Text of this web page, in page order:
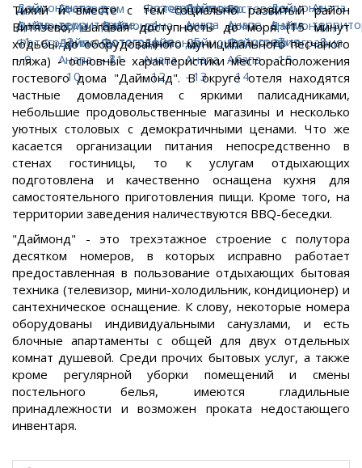
Тихий и вместе с тем социально развитый район
Витязево, шаговая доступность до моря (15 минут
ходьбы до оборудованного муниципального песчаного
пляжа) - основные характеристики месторасположения
гостевого дома "Даймонд". В округе отеля находятся
частные домовладения с яркими палисадниками,
небольшие продовольственные магазины и несколько
уютных столовых с демократичными ценами. Что же
касается организации питания непосредственно в
стенах гостиницы, то к услугам отдыхающих
подготовлена и качественно оснащена кухня для
самостоятельного приготовления пищи. Кроме того, на
территории заведения наличествуются BBQ-беседки.
"Даймонд" - это трехэтажное строение с полутора
десятком номеров, в которых исправно работает
предоставленная в пользование отдыхающих бытовая
техника (телевизор, мини-холодильник, кондиционер) и
сантехническое оснащение. К слову, некоторые номера
оборудованы индивидуальными санузлами, и есть
блочные апартаменты с общей для двух отдельных
комнат душевой. Среди прочих бытовых услуг, а также
кроме регулярной уборки помещений и смены
постельного белья, имеются гладильные
принадлежности и возможен проката недостающего
инвентаря.